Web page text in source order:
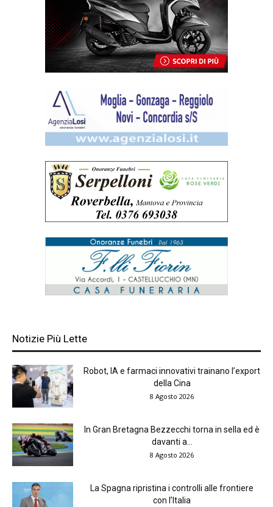
Notizie Più Lette
Robot, IA e farmaci innovativi trainano l’export
della Cina
8 Agosto 2026
In Gran Bretagna Bezzecchi torna in sella ed è
davanti a...
8 Agosto 2026
La Spagna ripristina i controlli alle frontiere
con l’Italia